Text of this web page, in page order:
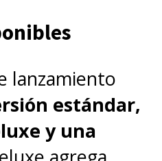
lanzamiento
estándar,
y una